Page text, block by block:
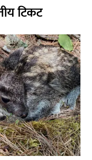
टिकट